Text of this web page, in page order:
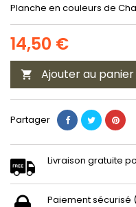
Planche en couleurs de
14,50 €
 Ajouter au panier
Partager
Livraison gratuite
Paiement sécurisé